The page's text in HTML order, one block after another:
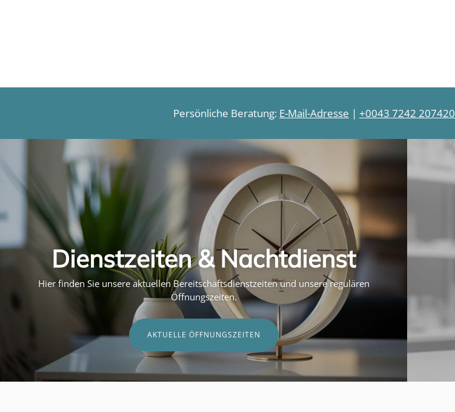
Persönliche Beratung: E-Mail-Adresse | +0043 7242 207420
Dienstzeiten & Nachtdienst
Hier finden Sie unsere aktuellen Bereitschaftsdienstzeiten und unsere regulären
Öffnungszeiten.
AKTUELLE ÖFFNUNGSZEITEN